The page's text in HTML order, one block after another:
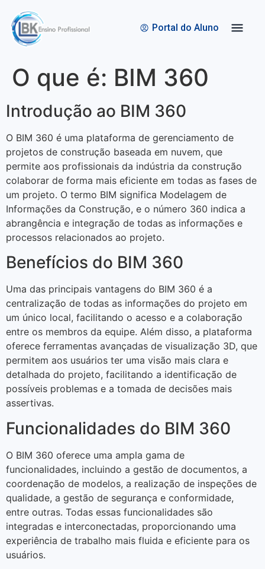
Portal do Aluno
O que é: BIM 360
Introdução ao BIM 360
O BIM 360 é uma plataforma de gerenciamento de
projetos de construção baseada em nuvem, que
permite aos profissionais da indústria da construção
colaborar de forma mais eficiente em todas as fases de
um projeto. O termo BIM significa Modelagem de
Informações da Construção, e o número 360 indica a
abrangência e integração de todas as informações e
processos relacionados ao projeto.
Benefícios do BIM 360
Uma das principais vantagens do BIM 360 é a
centralização de todas as informações do projeto em
um único local, facilitando o acesso e a colaboração
entre os membros da equipe. Além disso, a plataforma
oferece ferramentas avançadas de visualização 3D, que
permitem aos usuários ter uma visão mais clara e
detalhada do projeto, facilitando a identificação de
possíveis problemas e a tomada de decisões mais
assertivas.
Funcionalidades do BIM 360
O BIM 360 oferece uma ampla gama de
funcionalidades, incluindo a gestão de documentos, a
coordenação de modelos, a realização de inspeções de
qualidade, a gestão de segurança e conformidade,
entre outras. Todas essas funcionalidades são
integradas e interconectadas, proporcionando uma
experiência de trabalho mais fluida e eficiente para os
usuários.